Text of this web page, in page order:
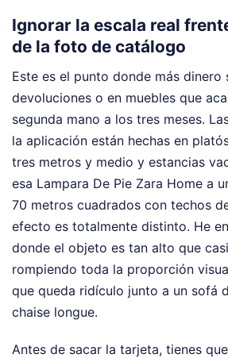
Ignorar la escala real
de la foto de catálogo
Este es el punto donde más dinero
devoluciones o en muebles que
segunda mano a los tres meses.
la aplicación están hechas en
tres metros y medio y estancias
esa Lampara De Pie Zara Home a
70 metros cuadrados con techos
efecto es totalmente distinto. He
donde el objeto es tan alto que
rompiendo toda la proporción
que queda ridículo junto a un sofá
chaise longue.
Antes de sacar la tarjeta, tienes